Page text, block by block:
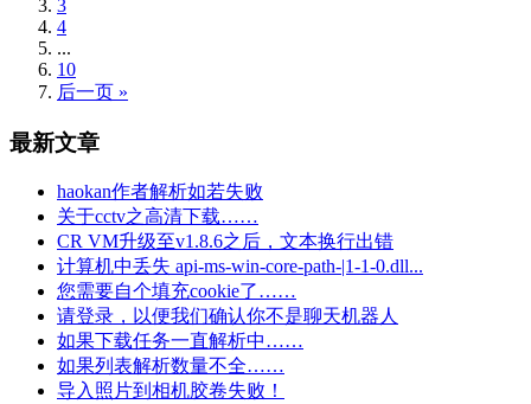
3
4
...
10
后一页 »
最新文章
haokan作者解析如若失败
关于cctv之高清下载……
CR VM升级至v1.8.6之后，文本换行出错
计算机中丢失 api-ms-win-core-path-|1-1-0.dll...
您需要自个填充cookie了……
请登录，以便我们确认你不是聊天机器人
如果下载任务一直解析中……
如果列表解析数量不全……
导入照片到相机胶卷失败！